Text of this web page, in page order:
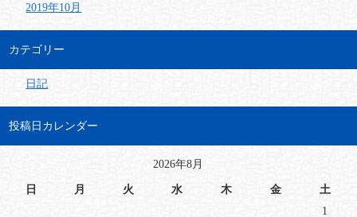
2019年10月
カテゴリー
日記
投稿日カレンダー
2026年8月
日 月 火 水 木 金
土
1